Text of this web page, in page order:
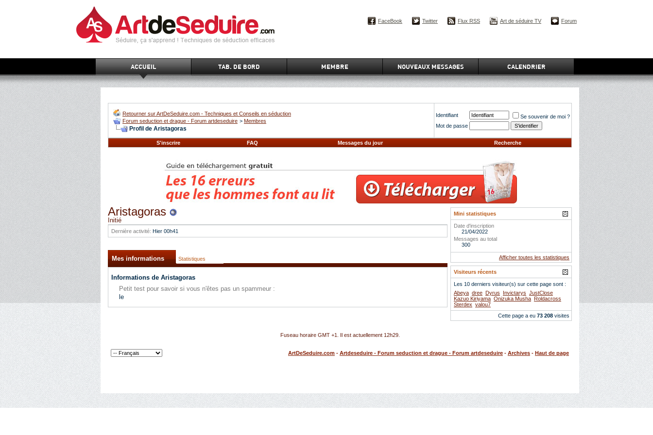
ACCUEIL TAB. DE BORD MEMBRE NOUVEAUX MESSAGES CALENDRIER
FaceBook Twitter Flux RSS Art de séduire TV Forum
Retourner sur ArtDeSeduire.com - Techniques et Conseils en séduction
Forum seduction et drague - Forum artdeseduire > Membres
Profil de Aristagoras
Identifiant
Se souvenir de moi ?
Mot de passe
S'inscrire FAQ Messages du jour Recherche
Aristagoras
Initié
Dernière activité: Hier 00h41
Mes informations Statistiques
Informations de Aristagoras
Petit test pour savoir si vous n'êtes pas un spammeur :
le
Mini statistiques
Date d'inscription
21/04/2022
Messages au total
300
Afficher toutes les statistiques
Visiteurs récents
Les 10 derniers visiteur(s) sur cette page sont :
Abeya dree Dyrus Invictarys JustClose
Kazuo Kiriyama Onizuka Musha Roldacross
Sterdex valou7
Cette page a eu 73 208 visites
Fuseau horaire GMT +1. Il est actuellement 12h29.
ArtDeSeduire.com - Artdeseduire - Forum seduction et drague - Forum artdeseduire - Archives - Haut de page